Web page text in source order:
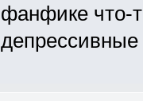
фанфике что-